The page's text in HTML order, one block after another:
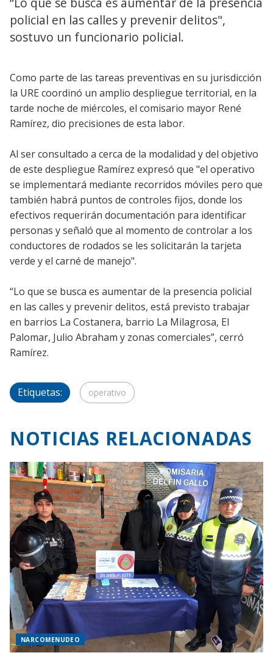
policial en las calles y prevenir delitos",
sostuvo un funcionario policial.
Como parte de las tareas preventivas en su jurisdicción
la URE coordinó un amplio despliegue territorial, en la
tarde noche de miércoles, el comisario mayor René
Ramírez, dio precisiones de esta labor.
Al ser consultado a cerca de la modalidad y del objetivo
de este despliegue Ramírez expresó que "el operativo
se implementará mediante recorridos móviles pero que
también habrá puntos de controles fijos, donde los
efectivos requerirán documentación para identificar
personas y señaló que al momento de controlar a los
conductores de rodados se les solicitarán la tarjeta
verde y el carné de manejo".
“Lo que se busca es aumentar de la presencia policial
en las calles y prevenir delitos, está previsto trabajar
en barrios La Costanera, barrio La Milagrosa, El
Palomar, Julio Abraham y zonas comerciales”, cerró
Ramírez.
Etiquetas: operativo
NOTICIAS RELACIONADAS
NARCOMENUDEO